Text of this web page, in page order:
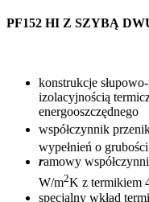
PF152 HI Z SZYBĄ
konstrukcje
izolacyjnością
energooszczędnego
współczynnik
wypełnień o
ramowy
W/m2K z termikiem
specjalny wkład